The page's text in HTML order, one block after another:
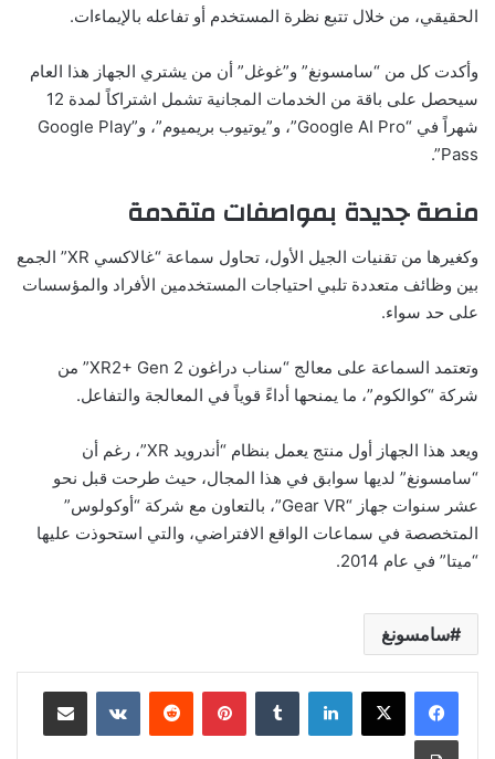
الحقيقي، من خلال تتبع نظرة المستخدم أو تفاعله بالإيماءات.
وأكدت كل من “سامسونغ” و”غوغل” أن من يشتري الجهاز هذا العام
سيحصل على باقة من الخدمات المجانية تشمل اشتراكاً لمدة 12
شهراً في “Google AI Pro”، و”يوتيوب بريميوم”، و”Google Play
Pass”.
منصة جديدة بمواصفات متقدمة
وكغيرها من تقنيات الجيل الأول، تحاول سماعة “غالاكسي XR” الجمع
بين وظائف متعددة تلبي احتياجات المستخدمين الأفراد والمؤسسات
على حد سواء.
وتعتمد السماعة على معالج “سناب دراغون XR2+ Gen 2” من
شركة “كوالكوم”، ما يمنحها أداءً قوياً في المعالجة والتفاعل.
ويعد هذا الجهاز أول منتج يعمل بنظام “أندرويد XR”، رغم أن
“سامسونغ” لديها سوابق في هذا المجال، حيث طرحت قبل نحو
عشر سنوات جهاز “Gear VR”، بالتعاون مع شركة “أوكولوس”
المتخصصة في سماعات الواقع الافتراضي، والتي استحوذت عليها
“ميتا” في عام 2014.
سامسونغ
لينكدإن بينتيريست مشاركة عبر البريد
طباعة